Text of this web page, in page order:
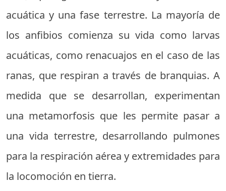
acuática y una fase terrestre. La mayoría de
los anfibios comienza su vida como larvas
acuáticas, como renacuajos en el caso de las
ranas, que respiran a través de branquias. A
medida que se desarrollan, experimentan
una metamorfosis que les permite pasar a
una vida terrestre, desarrollando pulmones
para la respiración aérea y extremidades para
la locomoción en tierra.